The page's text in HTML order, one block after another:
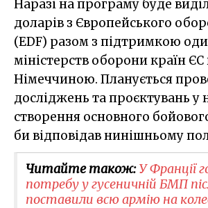
Наразі на програму буде
доларів з Європейського
(EDF) разом з підтримкою
міністерств оборони країн ЄС
Німеччиною. Планується
досліджень та проєктувань у
створення основного
би відповідав нинішньому
Читайте також:​У Франції
потребу у гусеничній БМП
поставили всю армію на